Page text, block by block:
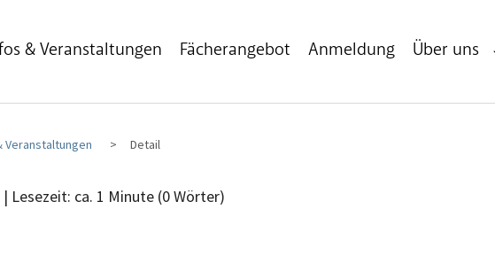
& Veranstaltungen Fächerangebot Anmeldung Über uns
Veranstaltungen Detail
| Lesezeit: ca. 1 Minute (0 Wörter)